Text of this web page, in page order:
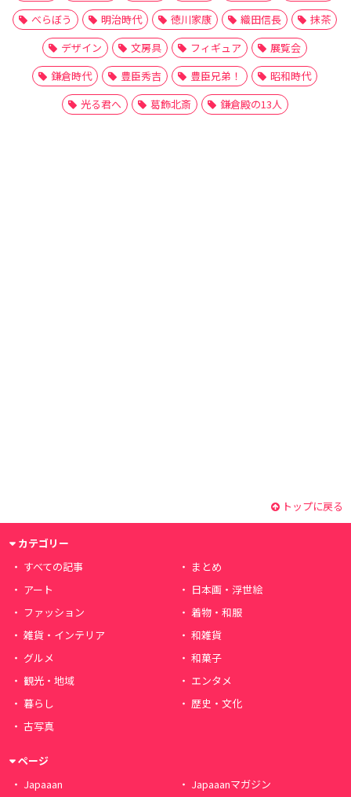
べらぼう
明治時代 徳川家康 織田信長
抹茶
デザイン
文房具 フィギュア
展覧会
鎌倉時代
豊臣秀吉 豊臣兄弟！
昭和時代
光る君へ
葛飾北斎 鎌倉殿の13人
トップに戻る
カテゴリー
すべての記事
まとめ
アート
日本画・浮世絵
ファッション
着物・和服
雑貨・インテリア
和雑貨
グルメ
和菓子
観光・地域
エンタメ
暮らし
歴史・文化
古写真
ページ
Japaaan
Japaaanマガジン